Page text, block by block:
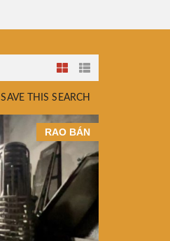
SAVE THIS SEARCH
RAO BÁN